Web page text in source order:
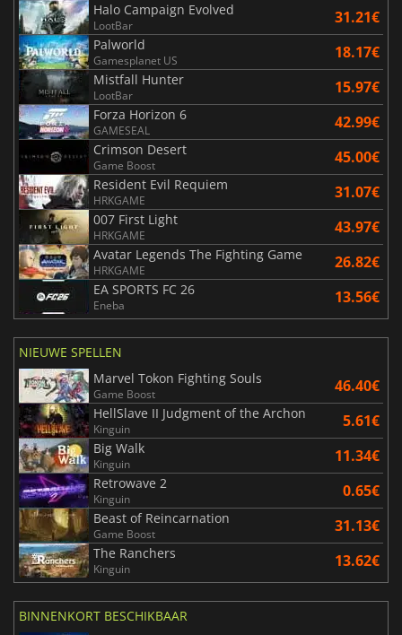
Halo Campaign Evolved
LootBar 31.21€
Palworld
Gamesplanet US 18.17€
Mistfall Hunter
LootBar 15.97€
Forza Horizon 6
GAMESEAL 42.99€
Crimson Desert
Game Boost 45.00€
Resident Evil Requiem
HRKGAME 31.07€
007 First Light
HRKGAME 43.97€
Avatar Legends The Fighting Game
HRKGAME 26.82€
EA SPORTS FC 26
Eneba 13.56€
NIEUWE SPELLEN
Marvel Tokon Fighting Souls
Game Boost 46.40€
HellSlave II Judgment of the Archon
Kinguin 5.61€
Big Walk
Kinguin 11.34€
Retrowave 2
Kinguin 0.65€
Beast of Reincarnation
Game Boost 31.13€
The Ranchers
Kinguin 13.62€
BINNENKORT BESCHIKBAAR